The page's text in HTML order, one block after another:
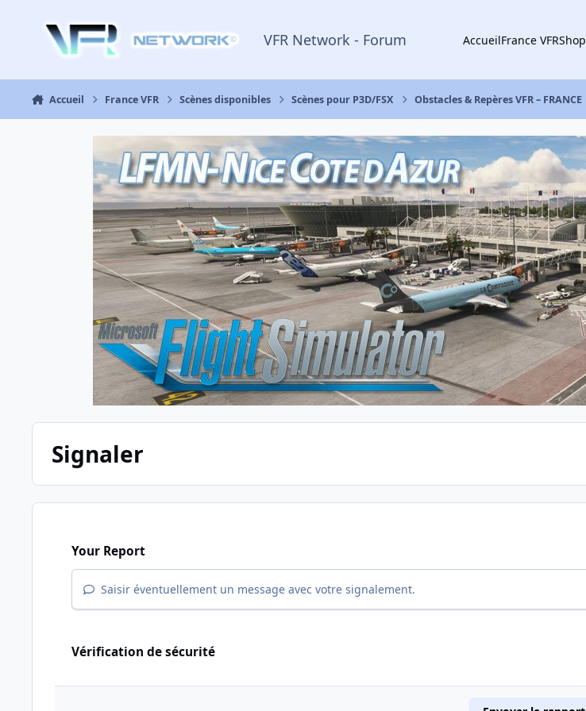
VFR Network - Forum AccueilFrance VFRShop
Accueil France VFR Scènes disponibles Scènes pour P3D/FSX Obstacles & Repères VFR – FRANCE
Signaler
Your Report
Saisir éventuellement un message avec votre signalement.
Vérification de sécurité